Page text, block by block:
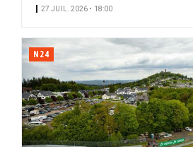
27 JUIL. 2026 • 18:00
N24